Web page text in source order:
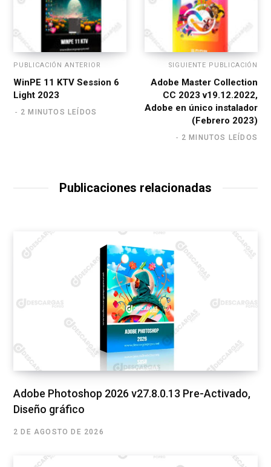
PUBLICACIÓN ANTERIOR
WinPE 11 KTV Session 6
Light 2023
2 MINUTOS LEÍDOS
SIGUIENTE PUBLICACIÓN
Adobe Master Collection
CC 2023 v19.12.2022,
Adobe en único instalador
(Febrero 2023)
2 MINUTOS LEÍDOS
Publicaciones relacionadas
Adobe Photoshop 2026 v27.8.0.13 Pre-Activado,
Diseño gráfico
2 DE AGOSTO DE 2026